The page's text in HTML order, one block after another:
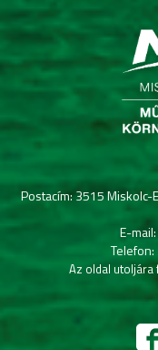
Postacím: 3515
E-
Az oldal utoljára